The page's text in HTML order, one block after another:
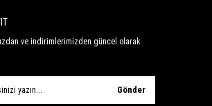
ve indirimlerimizden güncel olarak
Gönder